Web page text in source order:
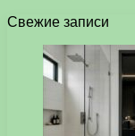
Свежие записи